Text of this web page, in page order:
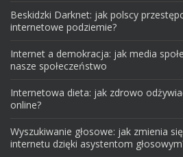
Beskidzki Darknet: jak polscy
internetowe podziemie?
Internet a demokracja: jak media
nasze społeczeństwo
Internetowa dieta: jak zdrowo
online?
Wyszukiwanie głosowe: jak zmienia
internetu dzięki asystentom